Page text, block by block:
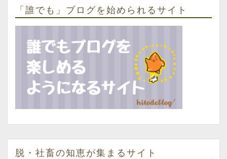
「誰でも」ブログを始められるサイト
脱・社畜の知恵が集まるサイト